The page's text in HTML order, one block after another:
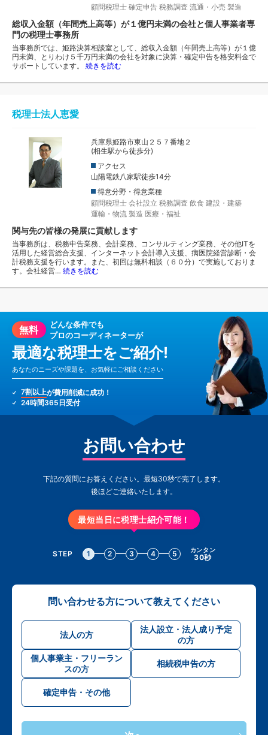
顧問税理士 確定申告 税務調査 流通・小売 製造
総収入金額（年間売上高等）が１億円未満の会社と個人事業者専
門の税理士事務所
当事務所では、姫路決算相談室として、総収入金額（年間売上高等）が１億
円未満、とりわけ５千万円未満の会社を対象に決算・確定申告を格安料金で
サポートしています。 続きを読む
税理士法人恵愛
兵庫県姫路市東山２５７番地２
(相生駅から徒歩分)
アクセス
山陽電鉄八家駅徒歩14分
得意分野・得意業種
顧問税理士 会社設立 税務調査 飲食 建設・建築
運輸・物流 製造 医療・福祉
関与先の皆様の発展に貢献します
当事務所は、税務申告業務、会計業務、コンサルティング業務、その他ITを
活用した経営総合支援、インターネット会計導入支援、病医院経営診断・会
計税務支援を行います。また、初回は無料相談（６０分）で実施しておりま
す。会社経営… 続きを読む
無料
どんな条件でも
プロのコーディネーターが
最適な税理士をご紹介!
あなたのニーズや課題を、お気軽にご相談ください
7割以上が費用削減に成功！
24時間365日受付
お問い合わせ
下記の質問にお答えください。最短30秒で完了します。
後ほどご連絡いたします。
最短当日に税理士紹介可能！
STEP 1 2 3 4 5 カンタン
30秒
問い合わせる方について教えてください
法人の方
法人設立・法人成り予定
の方
個人事業主・フリーラン
スの方
相続税申告の方
確定申告・その他